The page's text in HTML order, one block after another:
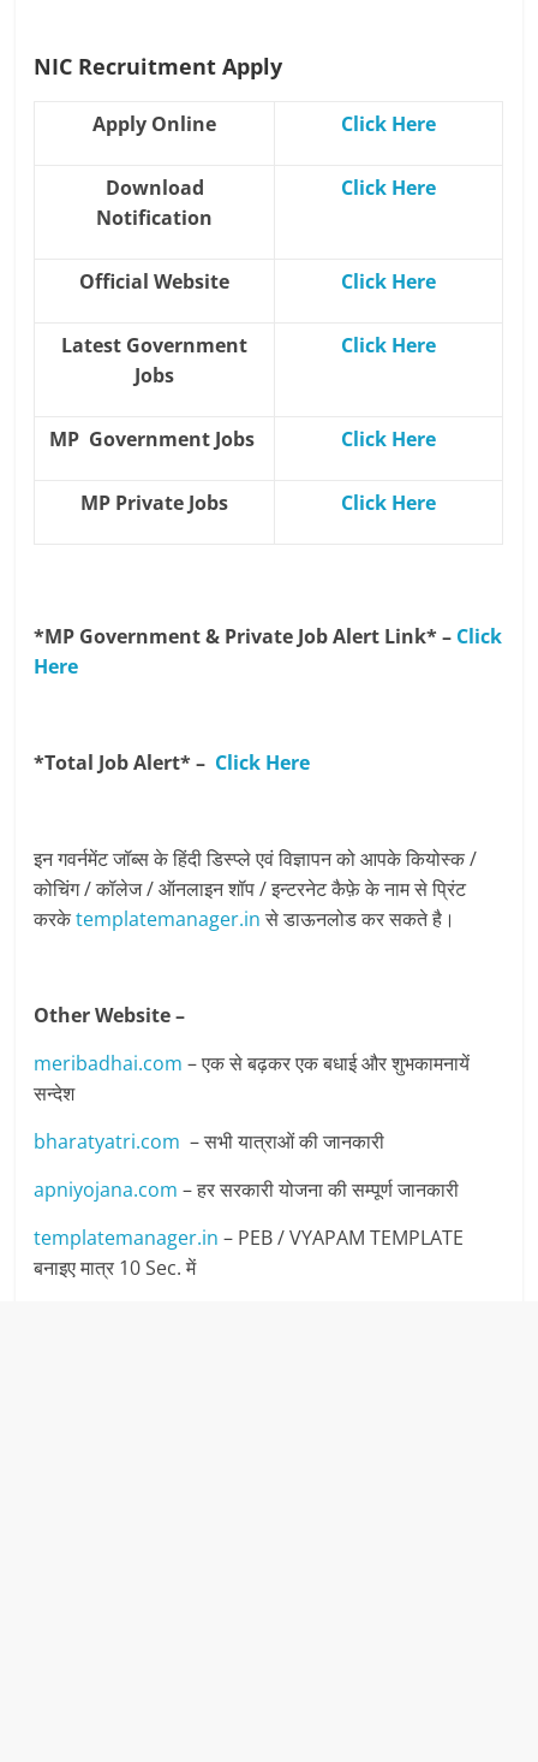
NIC RecruitmentApply
Apply Online Click Here
Download
Notification
Click Here
Official Website Click Here
Latest Government
Jobs
Click Here
MP Government Jobs Click Here
MP Private Jobs Click Here
*MP Government & Private Job Alert Link* – Click
Here
*Total Job Alert* – Click Here
इन गवर्नमेंट जॉब्स के हिंदी डिस्प्ले एवं विज्ञापन को आपके कियोस्क /
कोचिंग / कॉलेज / ऑनलाइन शॉप / इन्टरनेट कैफ़े के नाम से प्रिंट
करकेtemplatemanager.inसे डाऊनलोड कर सकते है।
Other Website –
meribadhai.com – एक से बढ़कर एक बधाई और शुभकामनायें
सन्देश
bharatyatri.com – सभी यात्राओं की जानकारी
apniyojana.com – हर सरकारी योजना की सम्पूर्ण जानकारी
templatemanager.in – PEB / VYAPAM TEMPLATE
बनाइए मात्र 10 Sec. में